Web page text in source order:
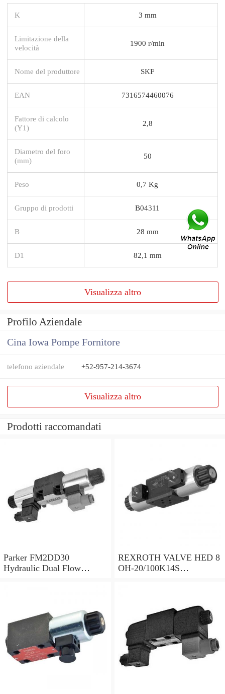
K 3 mm
Limitazione della
velocità
1900 r/min
Nome del produttore SKF
EAN 7316574460076
Fattore di calcolo
(Y1)
2,8
Diametro del foro
(mm)
50
Peso 0,7 Kg
Gruppo di prodotti B04311
B 28 mm
D1 82,1 mm
Visualizza altro
Profilo Aziendale
Cina Iowa Pompe Fornitore
telefono aziendale +52-957-214-3674
Visualizza altro
Prodotti raccomandati
Parker FM2DD30
Hydraulic Dual Flow
REXROTH VALVE HED 8
OH-20/100K14S